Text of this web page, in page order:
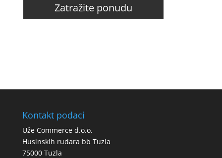
Zatražite ponudu
Kontakt podaci
Uže Commerce d.o.o.
Husinskih rudara bb Tuzla
75000 Tuzla